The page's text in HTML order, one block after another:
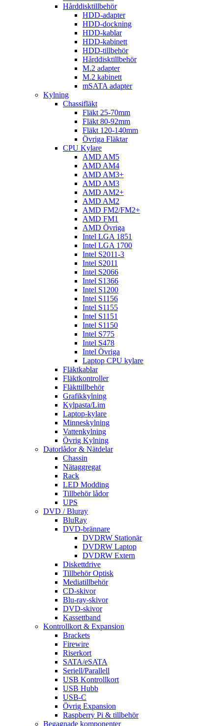
Hårddisktillbehör
HDD-adapter
HDD-dockning
HDD-kablar
HDD-kabinett
HDD-tillbehör
Hårddisktillbehör
M.2 adapter
M.2 kabinett
mSATA adapter
Kylning
Chassifläkt
Fläkt 25-70mm
Fläkt 80-92mm
Fläkt 120-140mm
Övriga Fläktar
CPU Kylare
AMD AM5
AMD AM4
AMD AM3+
AMD AM3
AMD AM2+
AMD AM2
AMD FM2/FM2+
AMD FM1
AMD Övriga
Intel LGA 1851
Intel LGA 1700
Intel S2011-3
Intel S2011
Intel S2066
Intel S1366
Intel S1200
Intel S1156
Intel S1155
Intel S1151
Intel S1150
Intel S775
Intel S478
Intel Övriga
Laptop CPU kylare
Fläktkablar
Fläktkontroller
Fläkttillbehör
Grafikkylning
Kylpasta/Lim
Laptop-kylare
Minneskylning
Vattenkylning
Övrig Kylning
Datorlådor & Nätdelar
Chassin
Nätaggregat
Rack
LED Modding
Tillbehör lådor
UPS
DVD / Bluray
BluRay
DVD-brännare
DVDRW Stationär
DVDRW Laptop
DVDRW Extern
Diskettdrive
Tillbehör Optisk
Mediatillbehör
CD-skivor
Blu-ray-skivor
DVD-skivor
Kassettband
Kontrollkort & Expansion
Brackets
Firewire
Riserkort
SATA/eSATA
Seriell/Parallell
USB Kontrollkort
USB Hubb
USB-C
Övrig Expansion
Raspberry Pi & tillbehör
Begagnade komponenter